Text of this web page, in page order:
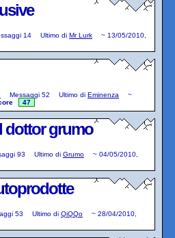
14 Ultimo di Mr Lurk ~ 13/05/2010,
Messaggi 52 Ultimo di Eminenza
~
47
dottor grumo
93 Ultimo di Grumo ~ 04/05/2010,
53 Ultimo di QiQQo ~ 28/04/2010,